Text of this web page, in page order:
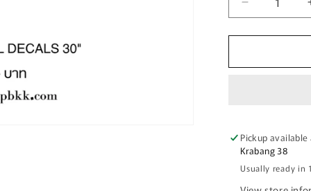
Decrease
quantity
for
Pickup
Krabang 38
Usually ready in